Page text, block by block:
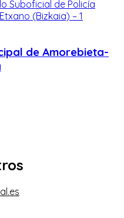
de Amorebieta-